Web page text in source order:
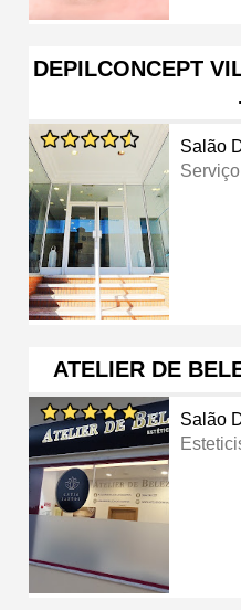
DEPILCONCEPT
Salão
ATELIER DE
Salão